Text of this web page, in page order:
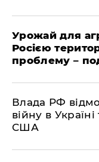
Урожай для
Росією
проблему –
Влада РФ
війну в
США